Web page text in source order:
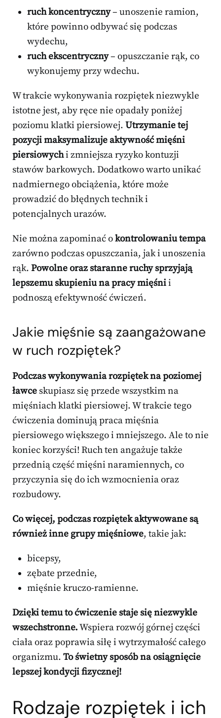
ruch koncentryczny– unoszenie ramion,
które powinno odbywać się podczas
wydechu,
ruch ekscentryczny– opuszczanie rąk, co
wykonujemy przy wdechu.
W trakcie wykonywania rozpiętek niezwykle
istotne jest, aby ręce nie opadały poniżej
poziomu klatki piersiowej. Utrzymanie tej
pozycji maksymalizuje aktywność mięśni
piersiowychi zmniejsza ryzyko kontuzji
stawów barkowych. Dodatkowo warto unikać
nadmiernego obciążenia, które może
prowadzić do błędnych technik i
potencjalnych urazów.
Nie można zapominać okontrolowaniu tempa
zarówno podczas opuszczania, jak i unoszenia
rąk. Powolne oraz staranne ruchy sprzyjają
lepszemu skupieniu na pracy mięśnii
podnoszą efektywność ćwiczeń.
Jakie mięśnie są zaangażowane
w ruch rozpiętek?
Podczas wykonywania rozpiętek na poziomej
ławce skupiasz się przede wszystkim na
mięśniach klatki piersiowej. W trakcie tego
ćwiczenia dominują praca mięśnia
piersiowego większego i mniejszego. Ale to nie
koniec korzyści! Ruch ten angażuje także
przednią część mięśni naramiennych, co
przyczynia się do ich wzmocnienia oraz
rozbudowy.
Co więcej, podczas rozpiętek aktywowane są
również inne grupy mięśniowe, takie jak:
bicepsy,
zębate przednie,
mięśnie kruczo-ramienne.
Dzięki temu to ćwiczenie staje się niezwykle
wszechstronne.Wspiera rozwój górnej części
ciała oraz poprawia siłę i wytrzymałość całego
organizmu. To świetny sposób na osiągnięcie
lepszej kondycji fizycznej!
Rodzaje rozpiętek i ich